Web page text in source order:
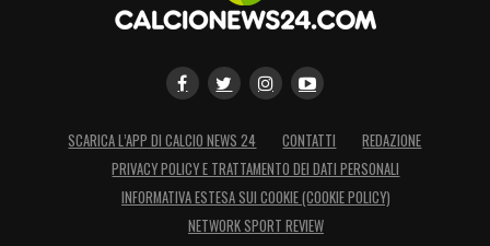
SCARICA L’APP DI CALCIO NEWS 24 CONTATTI
REDAZIONE
PRIVACY POLICY E TRATTAMENTO DEI DATI PERSONALI
INFORMATIVA ESTESA SUI COOKIE (COOKIE POLICY)
NETWORK SPORT REVIEW